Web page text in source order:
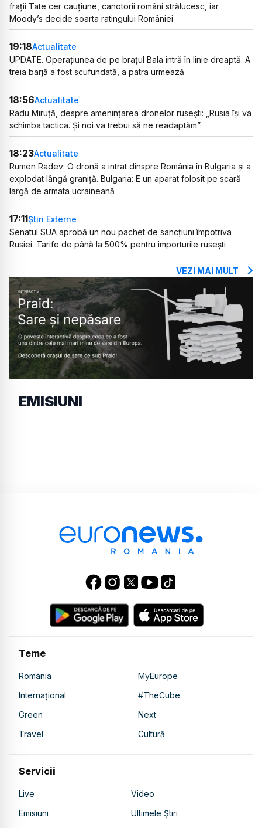
frații Tate cer cauțiune, canotorii români strălucesc, iar
Moody’s decide soarta ratingului României
19:18Actualitate
UPDATE. Operațiunea de pe brațul Bala intră în linie dreaptă. A
treia barjă a fost scufundată, a patra urmează
18:56Actualitate
Radu Miruță, despre amenințarea dronelor rusești: „Rusia își va
schimba tactica. Și noi va trebui să ne readaptăm”
18:23Actualitate
Rumen Radev: O dronă a intrat dinspre România în Bulgaria și a
explodat lângă graniță. Bulgaria: E un aparat folosit pe scară
largă de armata ucraineană
17:11Știri Externe
Senatul SUA aprobă un nou pachet de sancțiuni împotriva
Rusiei. Tarife de până la 500% pentru importurile rusești
VEZI MAI MULT
EMISIUNI
Teme
România
MyEurope
Internațional
#TheCube
Green
Next
Travel
Cultură
Servicii
Live
Video
Emisiuni
Ultimele Știri